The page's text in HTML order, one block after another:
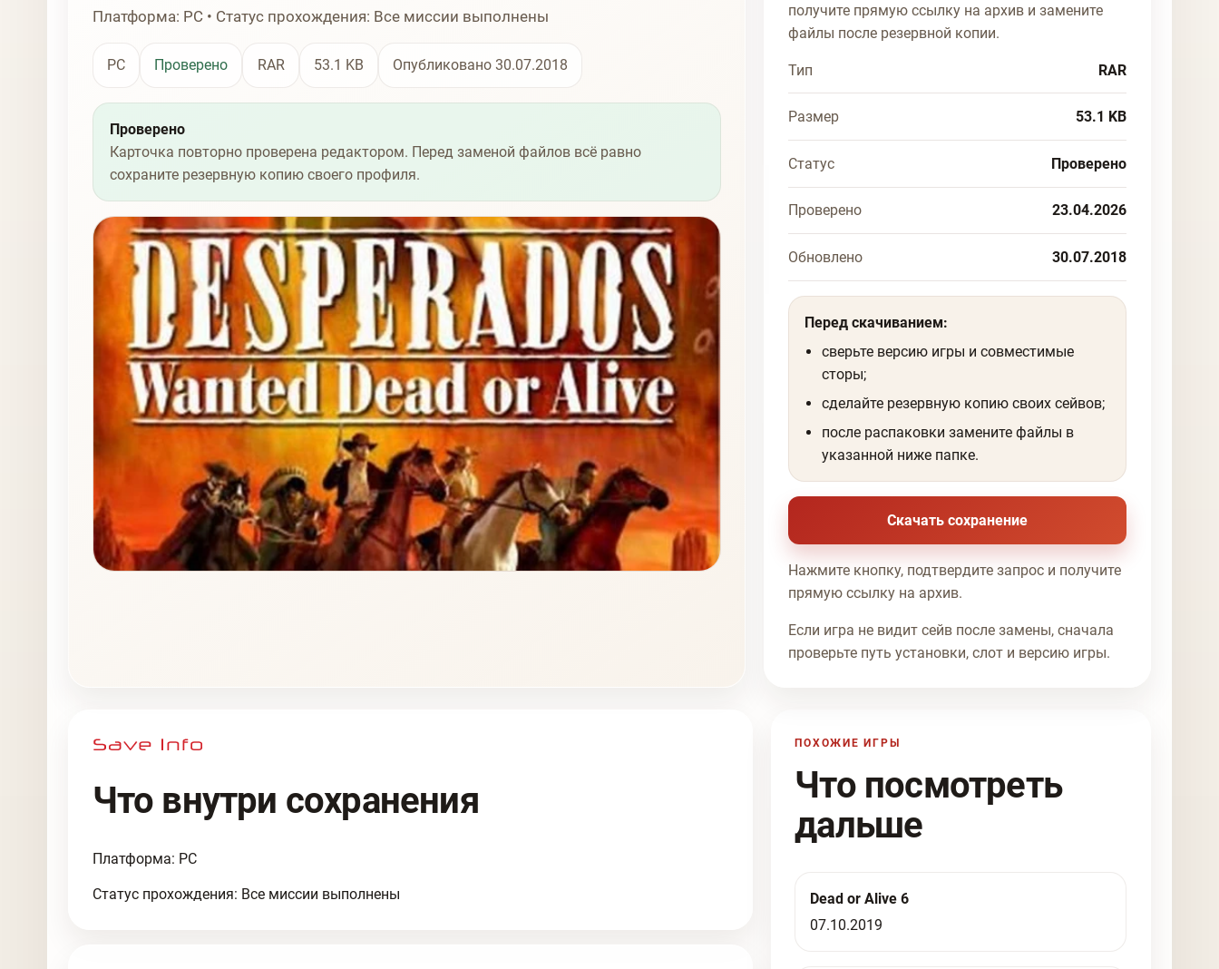
Платформа: PC • Статус прохождения: Все миссии выполнены
PC Проверено RAR 53.1 KB Опубликовано 30.07.2018
Проверено
Карточка повторно проверена редактором. Перед заменой файлов всё равно
сохраните резервную копию своего профиля.
получите прямую ссылку на архив и замените
файлы после резервной копии.
Тип RAR
Размер 53.1 KB
Статус Проверено
Проверено 23.04.2026
Обновлено 30.07.2018
Перед скачиванием:
сверьте версию игры и совместимые
сторы;
сделайте резервную копию своих сейвов;
после распаковки замените файлы в
указанной ниже папке.
Скачать сохранение
Нажмите кнопку, подтвердите запрос и получите
прямую ссылку на архив.
Если игра не видит сейв после замены, сначала
проверьте путь установки, слот и версию игры.
Что внутри сохранения
Платформа: PC
Статус прохождения: Все миссии выполнены
ПОХОЖИЕ ИГРЫ
Что посмотреть
дальше
Dead or Alive 6
07.10.2019